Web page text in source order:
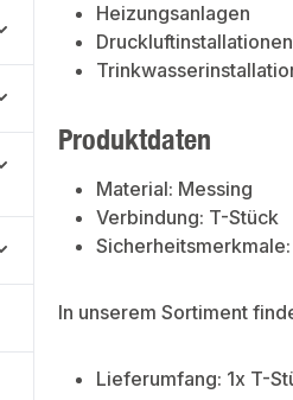
Heizungsanlagen
Druckluftinstallationen
Produktdaten
Material: Messing
Verbindung: T-Stück
In unserem Sortiment
Lieferumfang: 1x T-